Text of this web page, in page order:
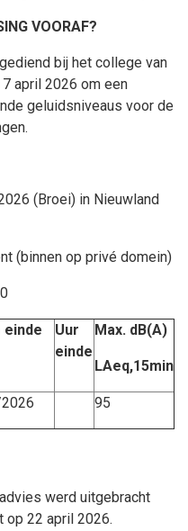
VOORAF?
bij het college van
april 2026 om een
geluidsniveaus voor de
(Broei) in Nieuwland
(binnen op privé domein)
einde
Uur
einde
Max. dB(A)
LAeq,15min
95
werd uitgebracht
op 22 april 2026.